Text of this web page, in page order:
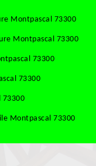
Montpascal 73300
Montpascal 73300
73300
73300
73300
Montpascal 73300